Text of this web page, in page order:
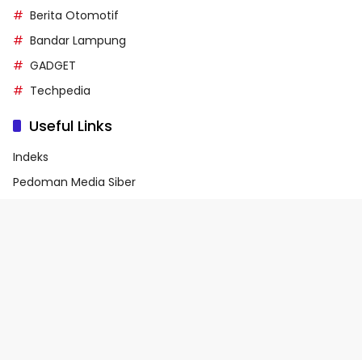
Berita Otomotif
Bandar Lampung
GADGET
Techpedia
Useful Links
Indeks
Pedoman Media Siber